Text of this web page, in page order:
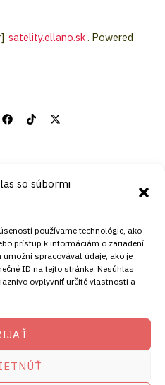
so súbormi
používame technológie, ako
prístup k informáciám o zariadení.
spracovávať údaje, ako je
ID na tejto stránke. Nesúhlas
ovplyvniť určité vlastnosti a
satelity.ellano.sk. Powered